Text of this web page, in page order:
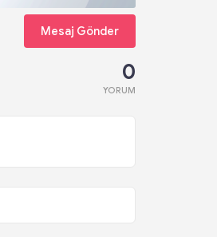
Mesaj Gönder
0
YORUM